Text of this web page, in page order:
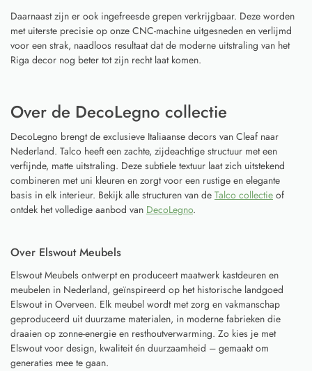
Daarnaast zijn er ook ingefreesde grepen verkrijgbaar. Deze worden
met uiterste precisie op onze CNC-machine uitgesneden en verlijmd
voor een strak, naadloos resultaat dat de moderne uitstraling van het
Riga decor nog beter tot zijn recht laat komen.
Over de DecoLegno collectie
DecoLegno brengt de exclusieve Italiaanse decors van Cleaf naar
Nederland. Talco heeft een zachte, zijdeachtige structuur met een
verfijnde, matte uitstraling. Deze subtiele textuur laat zich uitstekend
combineren met uni kleuren en zorgt voor een rustige en elegante
basis in elk interieur. Bekijk alle structuren van de Talco collectie of
ontdek het volledige aanbod van DecoLegno.
Over Elswout Meubels
Elswout Meubels ontwerpt en produceert maatwerk kastdeuren en
meubelen in Nederland, geïnspireerd op het historische landgoed
Elswout in Overveen. Elk meubel wordt met zorg en vakmanschap
geproduceerd uit duurzame materialen, in moderne fabrieken die
draaien op zonne-energie en resthoutverwarming. Zo kies je met
Elswout voor design, kwaliteit én duurzaamheid – gemaakt om
generaties mee te gaan.